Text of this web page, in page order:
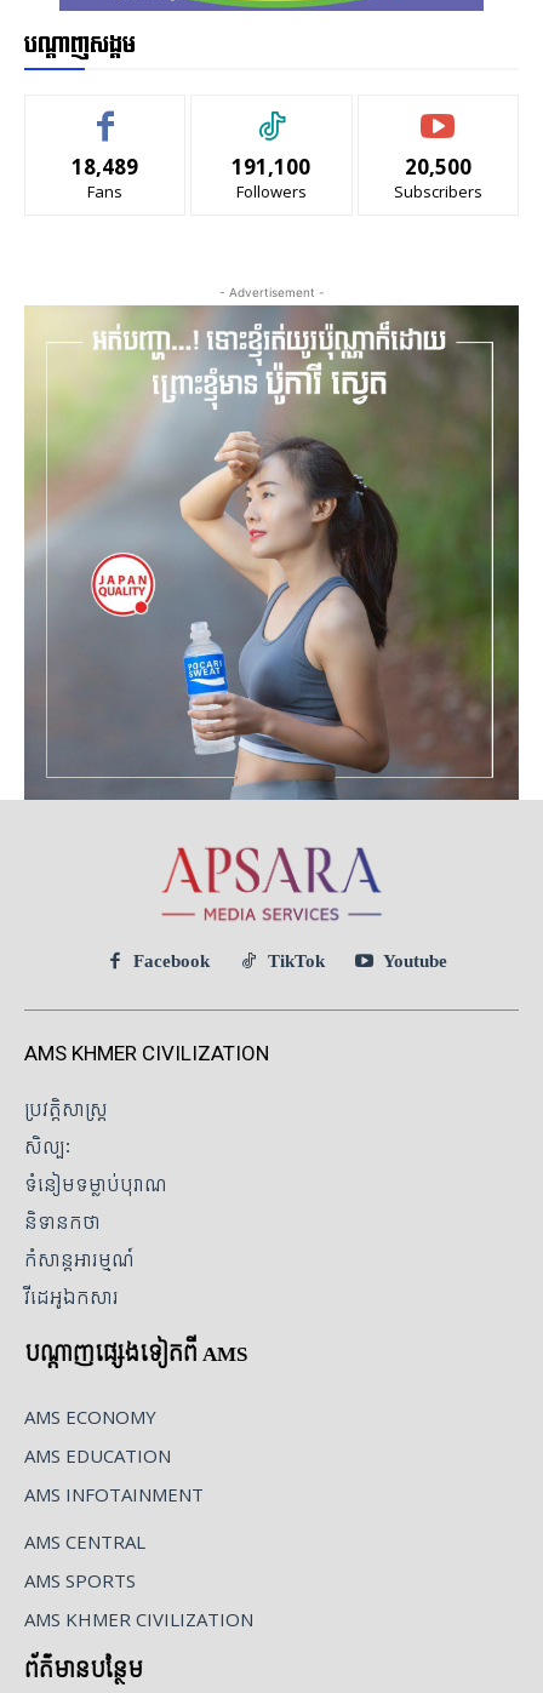
បណ្ដាញសង្គម
18,489
Fans
191,100
Followers
20,500
Subscribers
- Advertisement -
Facebook TikTok Youtube
AMS KHMER CIVILIZATION
ប្រវត្តិសាស្ត្រ
សិល្បៈ
ទំនៀមទម្លាប់បុរាណ
និទានកថា
កំសាន្តអារម្មណ៍
វីដេអូឯកសារ
បណ្ដាញផ្សេងទៀតពី AMS
AMS ECONOMY
AMS EDUCATION
AMS INFOTAINMENT
AMS CENTRAL
AMS SPORTS
AMS KHMER CIVILIZATION
ព័ត៌មានបន្ថែម